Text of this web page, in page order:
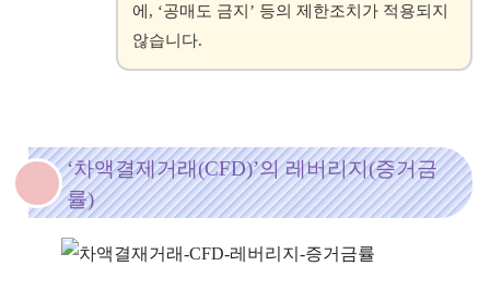
에, ‘공매도 금지’ 등의 제한조치가 적용되지
않습니다.
‘차액결제거래(CFD)’의 레버리지(증거금
률)